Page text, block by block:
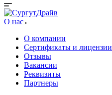
О нас
О компании
Сертификаты и лицензии
Отзывы
Вакансии
Реквизиты
Партнеры